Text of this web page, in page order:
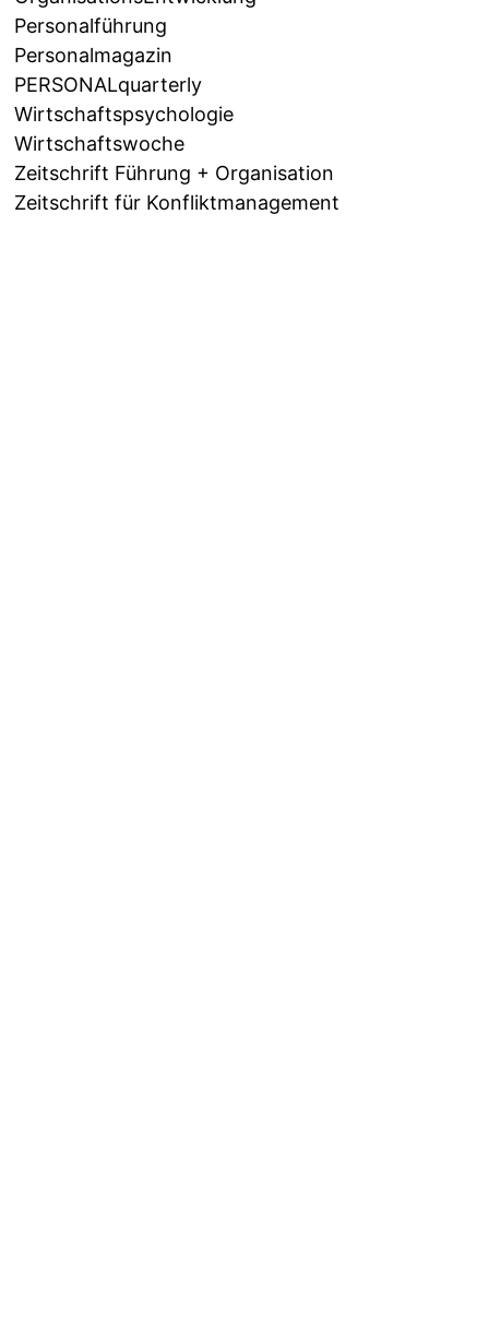
Personalführung
Personalmagazin
PERSONALquarterly
Wirtschaftspsychologie
Wirtschaftswoche
Zeitschrift Führung + Organisation
Zeitschrift für Konfliktmanagement